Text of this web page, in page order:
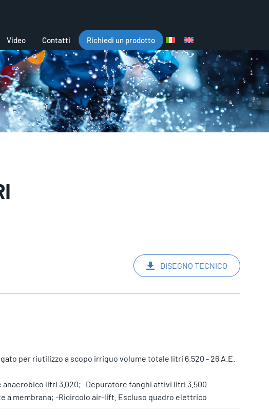
Video Contatti Richiedi un prodotto
DISEGNO TECNICO
per riutilizzo a scopo irriguo volume totale litri 6.520 - 26 A.E.
litri 3.020; -Depuratore fanghi attivi litri 3.500
a membrana; -Ricircolo air-lift. Escluso quadro elettrico